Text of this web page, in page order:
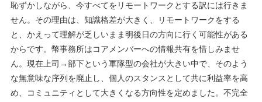
恥ずかしながら、今すべてをリモートワークとする訳には行きま
せん。その理由は、知識格差が大きく、リモートワークをする
と、かえって理解が乏しいまま明後日の方向に行く可能性がある
からです。幣事務所はコアメンバーへの情報共有を惜しみませ
ん。現在上司→部下という軍隊型の会社が大きい中で、そのよう
な無意味な序列を廃止し、個人のスタンスとして共に利益率を高
め、コミュニティとして大きくなる方向性を定めました。不完全